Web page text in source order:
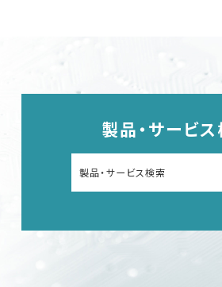
製品・サービ
電源電圧変動試験器・その他試験器
車載用EMC試験器